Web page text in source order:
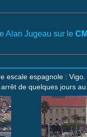
Alan Jugeau sur le
escale espagnole :
de quelques jours